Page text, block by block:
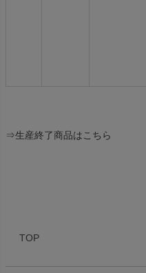
⇒生産終了商品はこちら
TOP